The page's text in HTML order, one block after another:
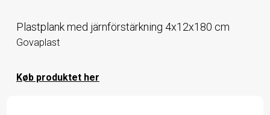
Plastplank med järnförstärkning 4x12x180 cm
Govaplast
Køb produktet her